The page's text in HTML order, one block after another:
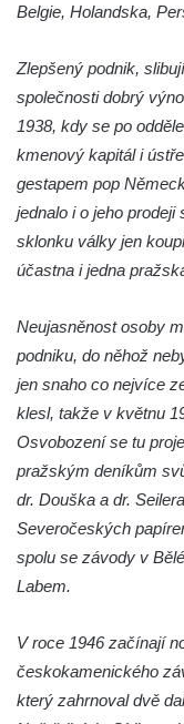
Altán v parku u
Kubečkova fara
Vila Landhaus
Doubravkou v
Jirschova vila čp.
Doubravkou v
Dům čp. 270 v
Škvárovník v
Opěrná zeď s
okny u zámku v
Ptačí schody u
Pavilon
Dům čp. 72/1 v
Zlaté slunce
Dům čp. 16 ve
Dům čp. 15 ve
Model rozhledny
Belgie, Holandska,
Zlepšený podnik,
společnosti dobrý
1938, kdy se po
kmenový kapitál i
gestapem pop
jednalo i o jeho
sklonku války jen
účastna i jedna
Neujasněnost osoby
podniku, do něhož
jen snaho co nejvíce
klesl, takže v květnu
Osvobození se tu
pražským deníkům
dr. Douška a dr.
Severočeských
spolu se závody v
Labem.
V roce 1946 začínají
českokamenického
který zahrnoval dvě